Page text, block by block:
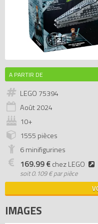
A PARTIR DE
LEGO 75394
Août2024
10+
1555 pièces
6 minifigurines
169.99 €chez LEGO
soit0.109 € par pièce
IMAGES